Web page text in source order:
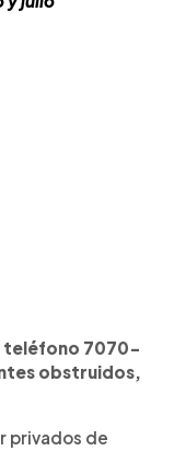
teléfono 7070-
obstruidos,
privados de